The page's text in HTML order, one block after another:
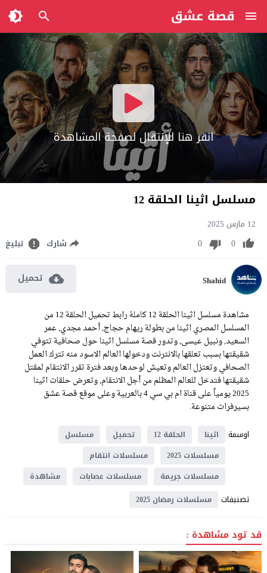
قصة عشق
انقر هنا للإنتقال لصفحة المشاهدة
مسلسل اثينا الحلقة 12
12 مارس 2025
0
0 شارك تبليغ
Shahid تحميل
مشاهدة مسلسل اثينا الحلقة 12 كاملة رابط تحميل الحلقة 12 من
المسلسل المصري اثينا من بطولة ريهام حجاج, أحمد مجدي, عمر
السعيد, ونبيل عيسى, وتدور قصة مسلسل اثينا حول صحافية تتوفي
شقيقتها بسبب تعلقها بالانترنت ودخولها العالم الاسود منه تترك العمل
الصحافي وتعتزل العالم وتعيش لوحدها وبعد فترة تقرر الانتقام لمقتل
شقيقتها فتدخل للعالم المظلم من أجل الانتقام, وتعرض حلقات اثينا
2025 يومياً على قناة ام بي سي 4 بالعربية وعلى موقع قصة عشق
بسيرفرات متنوعة.
اوسمة
اثينا الحلقة 12 تحميل
مسلسل
مسلسلات 2025
مسلسلات انتقام
مسلسلات جريمة
مسلسلات عصابات مشاهدة
تصنيفات مسلسلات رمضان 2025
قد تود مشاهدة :